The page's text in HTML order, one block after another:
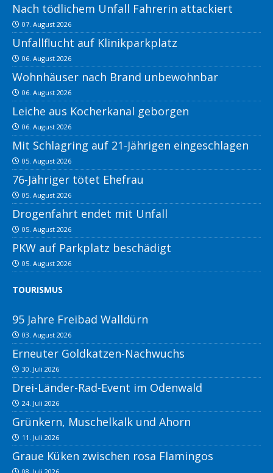
Nach tödlichem Unfall Fahrerin attackiert
07. August 2026
Unfallflucht auf Klinikparkplatz
06. August 2026
Wohnhäuser nach Brand unbewohnbar
06. August 2026
Leiche aus Kocherkanal geborgen
06. August 2026
Mit Schlagring auf 21-Jährigen eingeschlagen
05. August 2026
76-Jähriger tötet Ehefrau
05. August 2026
Drogenfahrt endet mit Unfall
05. August 2026
PKW auf Parkplatz beschädigt
05. August 2026
TOURISMUS
95 Jahre Freibad Walldürn
03. August 2026
Erneuter Goldkatzen-Nachwuchs
30. Juli 2026
Drei-Länder-Rad-Event im Odenwald
24. Juli 2026
Grünkern, Muschelkalk und Ahorn
11. Juli 2026
Graue Küken zwischen rosa Flamingos